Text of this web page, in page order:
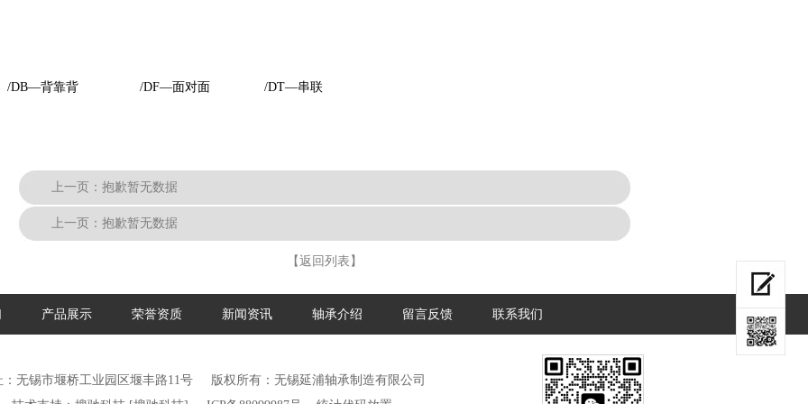
/DB—背靠背 /DF—面对面 /DT—串联
上一页： 抱歉暂无数据
上一页： 抱歉暂无数据
【返回列表】
产品展示 荣誉资质 新闻资讯 轴承介绍 留言反馈 联系我们
：无锡市堰桥工业园区堰丰路11号
版权所有：无锡延浦轴承制造有限公司